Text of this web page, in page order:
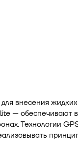
внесения
— обеспечивают
Технологии